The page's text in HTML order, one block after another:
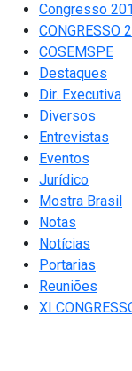
Congresso
CONGRESSO
COSEMSPE
Destaques
Dir. Executiva
Diversos
Entrevistas
Eventos
Jurídico
Mostra Brasil
Notas
Notícias
Portarias
Reuniões
XI